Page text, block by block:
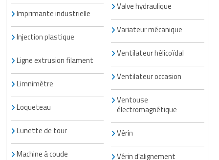
Imprimante industrielle
Injection plastique
Ligne extrusion filament
Limnimètre
Loqueteau
Lunette de tour
Machine à coude
Valve hydraulique
Variateur mécanique
Ventilateur hélicoïdal
Ventilateur occasion
Ventouse
électromagnétique
Vérin
Vérin d'alignement